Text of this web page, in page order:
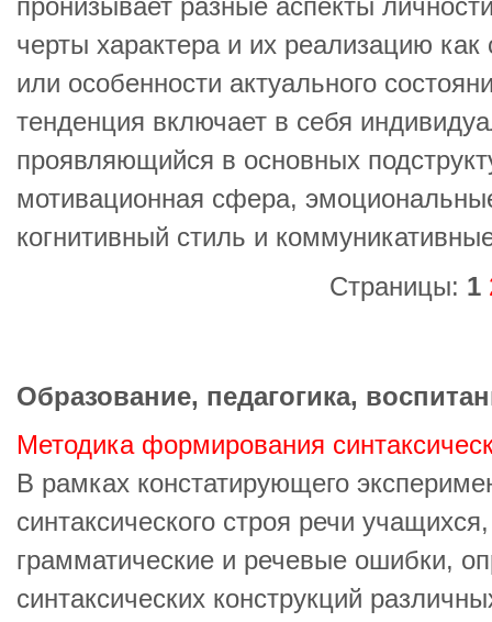
пронизывает разные аспекты
черты характера и их реализацию
или особенности актуального
тенденция включает в себя
проявляющийся в основных
мотивационная сфера,
когнитивный стиль и
Страницы: 1
Образование, педагогика,
Методика формирования
В рамках констатирующего
синтаксического строя речи
грамматические и речевые ошибки,
синтаксических конструкций